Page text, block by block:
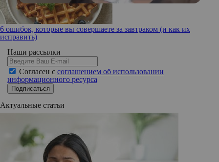
6 ошибок, которые вы совершаете за завтраком (и как их
исправить)
Наши рассылки
Согласен с соглашением об использовании
информационного ресурса
Подписаться
Актуальные статьи